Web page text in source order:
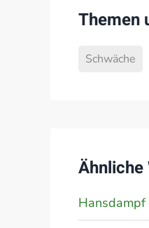
Themen
Schwäche
Hansdampf